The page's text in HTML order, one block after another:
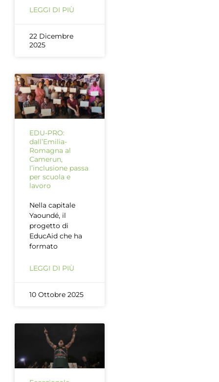
LEGGI DI PIÙ
22 Dicembre
2025
EDU-PRO:
dall’Emilia-
Romagna al
Camerun,
l’inclusione passa
per scuola e
lavoro
Nella capitale
Yaoundé, il
progetto di
EducAid che ha
formato
LEGGI DI PIÙ
10 Ottobre 2025